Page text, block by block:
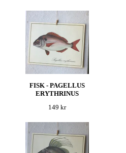
FISK - PAGELLUS
ERYTHRINUS
149 kr